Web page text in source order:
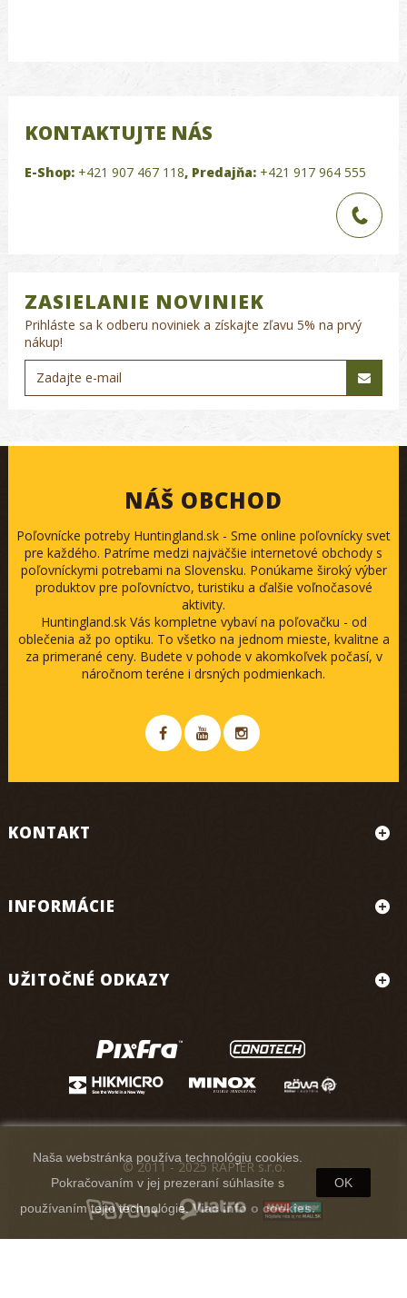
KONTAKTUJTE NÁS
E-Shop: +421 907 467 118, Predajňa: +421 917 964 555
ZASIELANIE NOVINIEK
Prihláste sa k odberu noviniek a získajte zľavu 5% na prvý
nákup!
NÁŠ OBCHOD
Poľovnícke potreby Huntingland.sk - Sme online poľovnícky svet
pre každého. Patríme medzi najväčšie internetové obchody s
poľovníckymi potrebami na Slovensku. Ponúkame široký výber
produktov pre poľovníctvo, turistiku a ďalšie voľnočasové
aktivity.
Huntingland.sk Vás kompletne vybaví na poľovačku - od
oblečenia až po optiku. To všetko na jednom mieste, kvalitne a
za primerané ceny. Budete v pohode v akomkoľvek počasí, v
náročnom teréne i drsných podmienkach.
KONTAKT
INFORMÁCIE
UŽITOČNÉ ODKAZY
Naša webstránka používa technológiu cookies.
Pokračovaním v jej prezeraní súhlasíte s
používaním tejto technológie.Viac info o cookies.
OK
© 2011 - 2025 RAPIER s.r.o.